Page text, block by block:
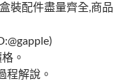
裝配件盡量齊全,商品
。
程解說。